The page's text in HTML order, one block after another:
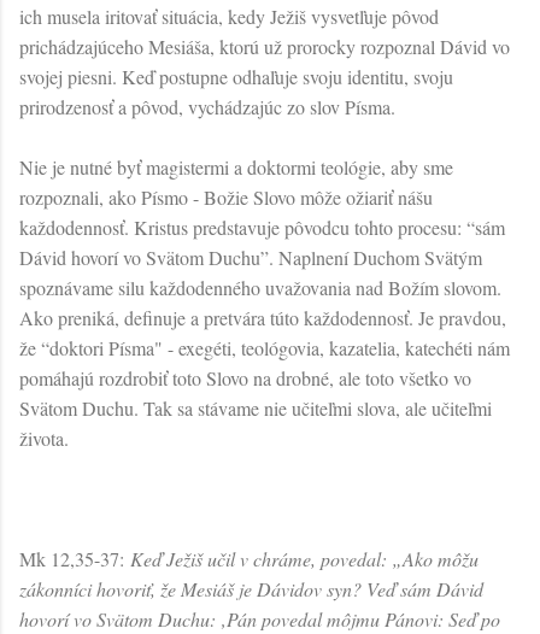
ich musela iritovať situácia, kedy Ježiš vysvetľuje pôvod
prichádzajúceho Mesiáša, ktorú už prorocky rozpoznal Dávid vo
svojej piesni. Keď postupne odhaľuje svoju identitu, svoju
prirodzenosť a pôvod, vychádzajúc zo slov Písma.
Nie je nutné byť magistermi a doktormi teológie, aby sme
rozpoznali, ako Písmo - Božie Slovo môže ožiariť nášu
každodennosť. Kristus predstavuje pôvodcu tohto procesu: “sám
Dávid hovorí vo Svätom Duchu”. Naplnení Duchom Svätým
spoznávame silu každodenného uvažovania nad Božím slovom.
Ako preniká, definuje a pretvára túto každodennosť. Je pravdou,
že “doktori Písma" - exegéti, teológovia, kazatelia, katechéti nám
pomáhajú rozdrobiť toto Slovo na drobné, ale toto všetko vo
Svätom Duchu. Tak sa stávame nie učiteľmi slova, ale učiteľmi
života.
Mk 12,35-37: Keď Ježiš učil v chráme, povedal: „Ako môžu
zákonníci hovoriť, že Mesiáš je Dávidov syn? Veď sám Dávid
hovorí vo Svätom Duchu: ‚Pán povedal môjmu Pánovi: Seď po